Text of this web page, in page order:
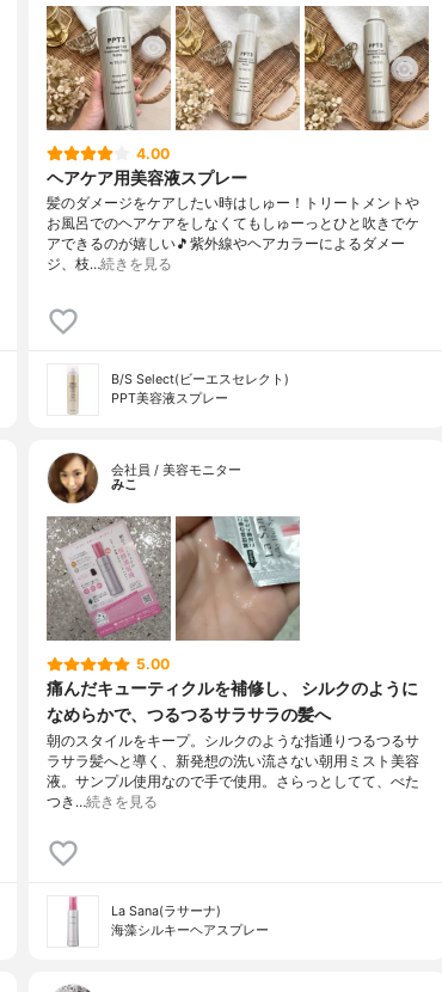
4.00
ヘアケア用美容液スプレー
髪のダメージをケアしたい時はしゅー！トリートメントや
お風呂でのヘアケアをしなくてもしゅーっとひと吹きでケ
アできるのが嬉しい🎵紫外線やヘアカラーによるダメー
ジ、枝…続きを見る
B/S Select(ビーエスセレクト)
PPT美容液スプレー
会社員 / 美容モニター
みこ
5.00
痛んだキューティクルを補修し、 シルクのように
なめらかで、つるつるサラサラの髪へ
朝のスタイルをキープ。シルクのような指通りつるつるサ
ラサラ髪へと導く、新発想の洗い流さない朝用ミスト美容
液。サンプル使用なので手で使用。さらっとしてて、べた
つき…続きを見る
La Sana(ラサーナ)
海藻シルキーヘアスプレー